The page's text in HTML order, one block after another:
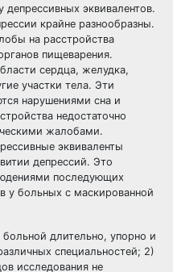
депрессивных эквивалентов.
крайне разнообразны.
на расстройства
пищеварения.
сердца, желудка,
участки тела. Эти
нарушениями сна и
недостаточно
жалобами.
эквиваленты
депрессий. Это
последующих
у больных с маскированной
длительно, упорно и
специальностей; 2)
исследования не